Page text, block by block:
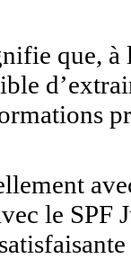
que, à
le SPF